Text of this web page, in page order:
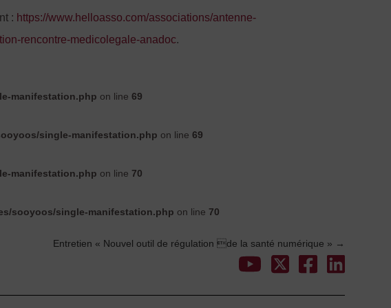
: https://www.helloasso.com/associations/antenne-
rencontre-medicolegale-anadoc.
manifestation.php on line 69
single-manifestation.php on line 69
manifestation.php on line 70
sooyoos/single-manifestation.php on line 70
Entretien « Nouvel outil de régulation de la santé numérique » →